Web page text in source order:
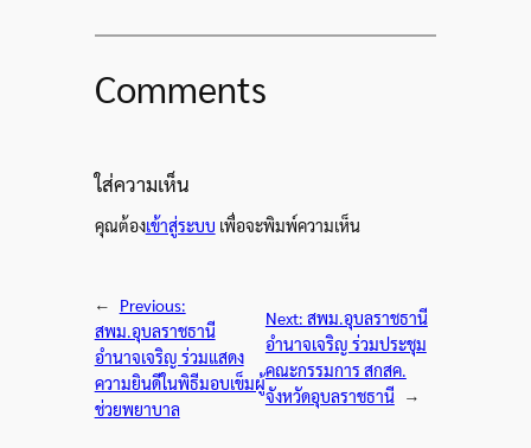
Comments
ใส่ความเห็น
คุณต้องเข้าสู่ระบบ เพื่อจะพิมพ์ความเห็น
←
Previous:
สพม.อุบลราชธานี
อำนาจเจริญ ร่วมแสดง
ความยินดีในพิธีมอบเข็มผู้
ช่วยพยาบาล
Next: สพม.อุบลราชธานี
อำนาจเจริญ ร่วมประชุม
คณะกรรมการ สกสค.
จังหวัดอุบลราชธานี →